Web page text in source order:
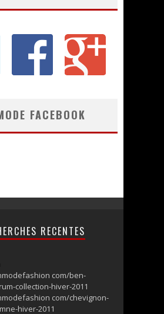
FACEBOOK
RECENTES
com/ben-
collection-hiver-2011
com/chevignon-
hiver-2011